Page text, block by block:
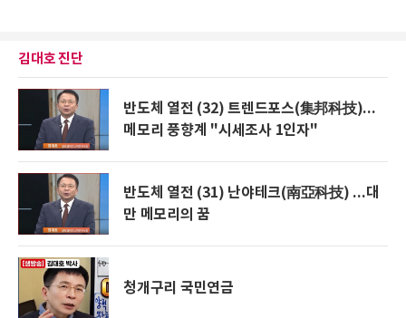
김대호 진단
반도체 열전 (32) 트렌드포스(集邦科技)...
메모리 풍향계 "시세조사 1인자"
반도체 열전 (31) 난야테크(南亞科技) ...대
만 메모리의 꿈
청개구리 국민연금